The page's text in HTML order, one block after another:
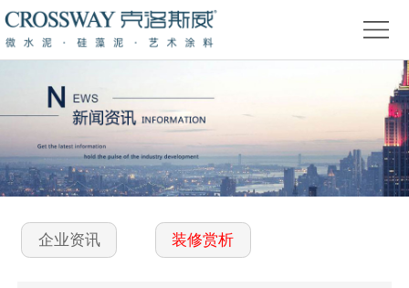
首
页
关
们
中
品
新
企业资讯 装修赏析